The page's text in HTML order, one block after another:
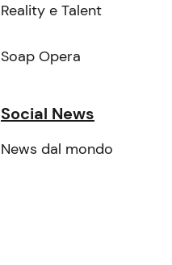
Reality e Talent
Soap Opera
Social News
News dal mondo